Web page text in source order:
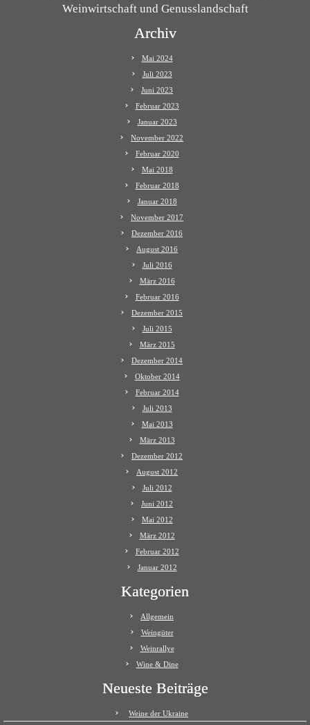
Weinwirtschaft und Genusslandschaft
Archiv
Mai 2024
Juli 2023
Juni 2023
Februar 2023
Januar 2023
November 2022
Februar 2020
Mai 2018
Februar 2018
Januar 2018
November 2017
Dezember 2016
August 2016
Juli 2016
März 2016
Februar 2016
Dezember 2015
Juli 2015
März 2015
Dezember 2014
Oktober 2014
Februar 2014
Juli 2013
Mai 2013
März 2013
Dezember 2012
August 2012
Juli 2012
Juni 2012
Mai 2012
März 2012
Februar 2012
Januar 2012
Kategorien
Allgemein
Weingüter
Weinrallye
Wine & Dine
Neueste Beiträge
Weine der Ukraine